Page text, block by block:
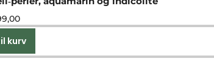
kurv